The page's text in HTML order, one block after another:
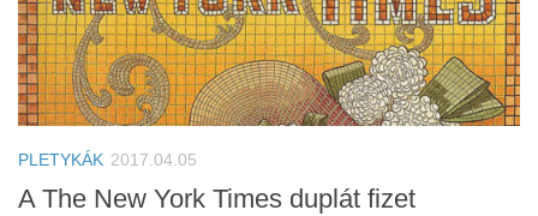
PLETYKÁK 2017.04.05
A The New York Times duplát fizet